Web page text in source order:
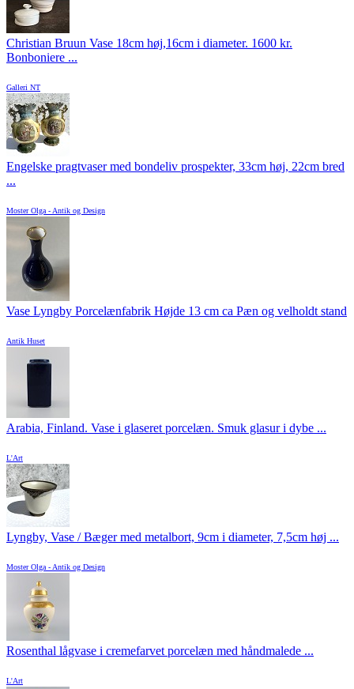
Christian Bruun Vase 18cm høj,16cm i diameter. 1600 kr.
Bonboniere ...
Galleri NT
Engelske pragtvaser med bondeliv prospekter, 33cm høj, 22cm bred
...
Moster Olga - Antik og Design
Vase Lyngby Porcelænfabrik Højde 13 cm ca Pæn og velholdt stand
Antik Huset
Arabia, Finland. Vase i glaseret porcelæn. Smuk glasur i dybe ...
L'Art
Lyngby, Vase / Bæger med metalbort, 9cm i diameter, 7,5cm høj ...
Moster Olga - Antik og Design
Rosenthal lågvase i cremefarvet porcelæn med håndmalede ...
L'Art